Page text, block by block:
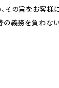
の旨をお客様に
の義務を負わな